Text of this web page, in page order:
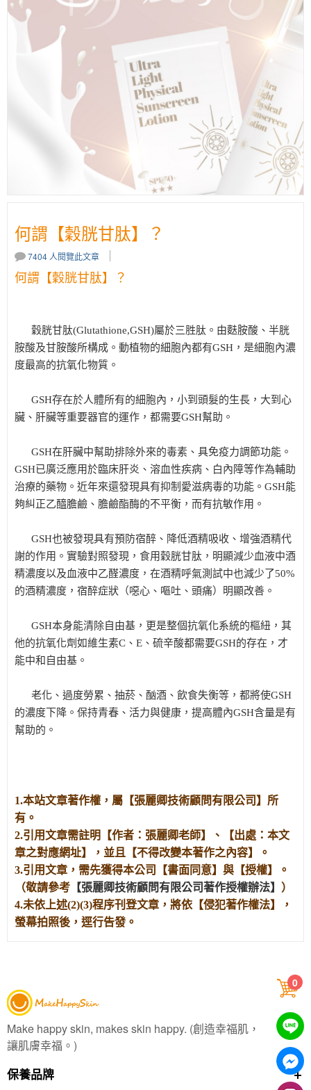
0
何謂【穀胱甘肽】？
7404 人閱覽此文章
何謂【穀胱甘肽】？
穀胱甘肽(Glutathione,GSH)屬於三胜肽。由麩胺酸、半胱
胺酸及甘胺酸所構成。動植物的細胞內都有GSH，是細胞內濃
度最高的抗氧化物質。
GSH存在於人體所有的細胞內，小到頭髮的生長，大到心
臟、肝臟等重要器官的運作，都需要GSH幫助。
GSH在肝臟中幫助排除外來的毒素、具免疫力調節功能。
GSH已廣泛應用於臨床肝炎、溶血性疾病、白內障等作為輔助
治療的藥物。近年來還發現具有抑制愛滋病毒的功能。GSH能
夠糾正乙醯膽鹼、膽鹼酯酶的不平衡，而有抗敏作用。
GSH也被發現具有預防宿醉、降低酒精吸收、增強酒精代
謝的作用。實驗對照發現，食用穀胱甘肽，明顯減少血液中酒
精濃度以及血液中乙醛濃度，在酒精呼氣測試中也減少了50%
的酒精濃度，宿醉症狀（噁心、嘔吐、頭痛）明顯改善。
GSH本身能清除自由基，更是整個抗氧化系統的樞紐，其
他的抗氧化劑如維生素C、E、硫辛酸都需要GSH的存在，才
能中和自由基。
老化、過度勞累、抽菸、酗酒、飲食失衡等，都將使GSH
的濃度下降。保持青春、活力與健康，提高體內GSH含量是有
幫助的。
1.本站文章著作權，屬【張麗卿技術顧問有限公司】所
有。
2.引用文章需註明【作者：張麗卿老師】、【出處：本文
章之對應網址】，並且【不得改變本著作之內容】。
3.引用文章，需先獲得本公司【書面同意】與【授權】。
（敬請參考 【張麗卿技術顧問有限公司著作授權辦法】 ）
4.未依上述(2)(3)程序刊登文章，將依【侵犯著作權法】，
螢幕拍照後，逕行告發。
Make happy skin, makes skin happy. (創造幸福肌，
讓肌膚幸福。)
保養品牌